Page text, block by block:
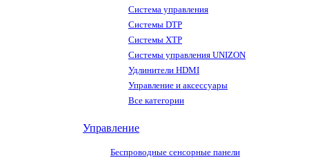
Система управления
Системы DTP
Системы XTP
Системы управления UNIZON
Удлинители HDMI
Управление и аксессуары
Все категории
Управление
Беспроводные сенсорные панели